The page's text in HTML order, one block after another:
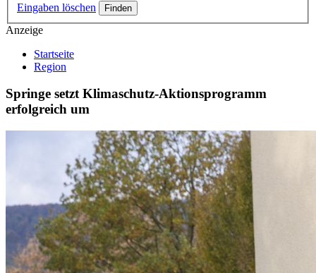
Eingaben löschen
Anzeige
Startseite
Region
Springe setzt Klimaschutz-Aktionsprogramm
erfolgreich um